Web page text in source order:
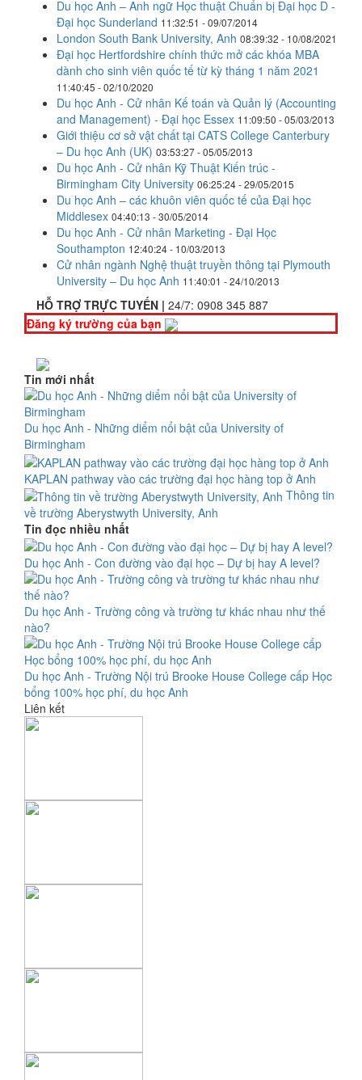
Du học Anh – Anh ngữ Học thuật Chuẩn bị Đại học D -
Đại học Sunderland 11:32:51 - 09/07/2014
London South Bank University, Anh 08:39:32 - 10/08/2021
Đại học Hertfordshire chính thức mở các khóa MBA
dành cho sinh viên quốc tế từ kỳ tháng 1 năm 2021
11:40:45 - 02/10/2020
Du học Anh - Cử nhân Kế toán và Quản lý (Accounting
and Management) - Đại học Essex 11:09:50 - 05/03/2013
Giới thiệu cơ sở vật chất tại CATS College Canterbury
– Du học Anh (UK) 03:53:27 - 05/05/2013
Du học Anh - Cử nhân Kỹ Thuật Kiến trúc -
Birmingham City University 06:25:24 - 29/05/2015
Du học Anh – các khuôn viên quốc tế của Đại học
Middlesex 04:40:13 - 30/05/2014
Du học Anh - Cử nhân Marketing - Đại Học
Southampton 12:40:24 - 10/03/2013
Cử nhân ngành Nghệ thuật truyền thông tại Plymouth
University – Du học Anh 11:40:01 - 24/10/2013
HỖ TRỢ TRỰC TUYẾN | 24/7: 0908 345 887
Đăng ký trường của bạn
Tin mới nhất
Du học Anh - Những diểm nổi bật của University of
Birmingham
KAPLAN pathway vào các trường đại học hàng top ở Anh
Thông tin
về trường Aberystwyth University, Anh
Tin đọc nhiều nhất
Du học Anh - Con đường vào đại học – Dự bị hay A level?
Du học Anh - Trường công và trường tư khác nhau như thế
nào?
Du học Anh - Trường Nội trú Brooke House College cấp Học
bổng 100% học phí, du học Anh
Liên kết